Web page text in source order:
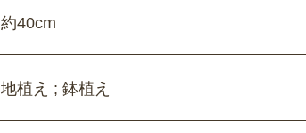
約40cm
地植え ; 鉢植え